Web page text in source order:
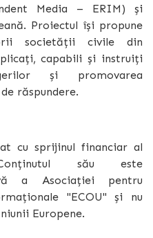
Media – ERIM) și
Proiectul își propune
societății civile din
capabili și instruiți
și promovarea
răspundere.
cu sprijinul financiar al
său este
a Asociației pentru
"ECOU" și nu
Europene.